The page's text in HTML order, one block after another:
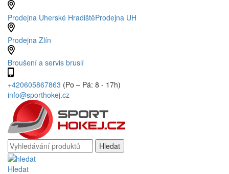
Prodejna Uherské HradištěProdejna UH
Prodejna Zlín
Broušení a servis bruslí
+420605867863 (Po – Pá: 8 - 17h)
info@sporthokej.cz
Hledat